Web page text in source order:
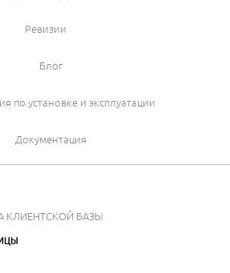
Ревизии
Блог
по установке и эксплуатации
Документация
КЛИЕНТСКОЙ БАЗЫ